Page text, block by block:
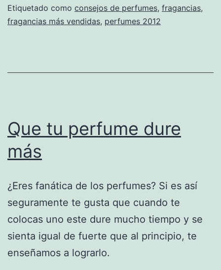
Etiquetado como consejos de perfumes, fragancias,
fragancias más vendidas, perfumes 2012
Que tu perfume dure
más
¿Eres fanática de los perfumes? Si es así
seguramente te gusta que cuando te
colocas uno este dure mucho tiempo y se
sienta igual de fuerte que al principio, te
enseñamos a lograrlo.